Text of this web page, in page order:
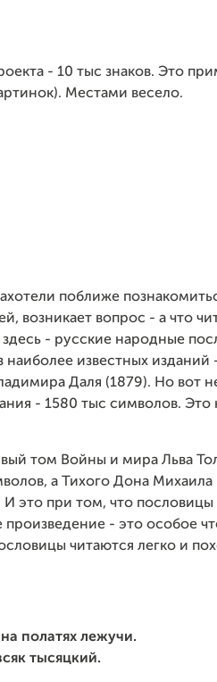
- 10 тыс знаков. Это
Местами весело.
поближе
возникает вопрос - а что
- русские народные
наиболее известных
Даля (1879). Но вот
- 1580 тыс символов. Это
том Войны и мира Льва
а Тихого Дона
И это при том, что пословицы
произведение - это особое
читаются легко и
полатях лежучи.
тысяцкий.